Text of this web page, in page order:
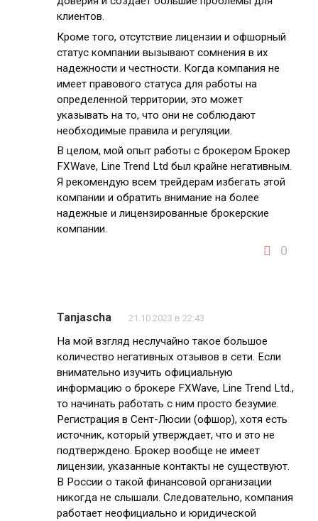
клиентов.
Кроме того, отсутствие лицензии и офшорный
статус компании вызывают сомнения в их
надежности и честности. Когда компания не
имеет правового статуса для работы на
определенной территории, это может
указывать на то, что они не соблюдают
необходимые правила и регуляции.
В целом, мой опыт работы с брокером Брокер
FXWave, Line Trend Ltd был крайне негативным.
Я рекомендую всем трейдерам избегать этой
компании и обратить внимание на более
надежные и лицензированные брокерские
компании.
0
Tanjascha 21.10.2023 в 22:43
На мой взгляд неслучайно такое большое
количество негативных отзывов в сети. Если
внимательно изучить официальную
информацию о брокере FXWave, Line Trend Ltd.,
то начинать работать с ним просто безумие.
Регистрация в Сент-Люсии (офшор), хотя есть
источник, который утверждает, что и это не
подтверждено. Брокер вообще не имеет
лицензии, указанные контакты не существуют.
В России о такой финансовой организации
никогда не слышали. Следовательно, компания
работает неофициально и юридической